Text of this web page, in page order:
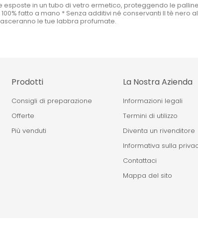
in un tubo di vetro ermetico, proteggendo le
fatto a mano * Senza additivi né conservanti Il tè
le tue labbra profumate.
Prodotti
Consigli di preparazione
Offerte
Più venduti
La Nostra Azienda
Informazioni legali
Termini di utilizzo
Diventa un rivenditore
Informativa sulla
Contattaci
Mappa del sito